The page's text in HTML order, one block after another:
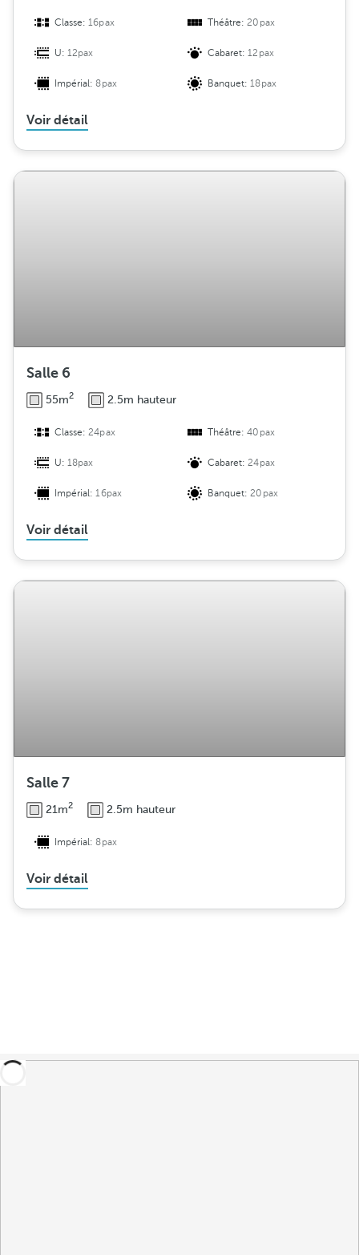
Classe:16pax Théâtre:20pax
U:12pax Cabaret:12pax
Impérial:8pax Banquet:18pax
Voir détail
Salle 6
55m2 2.5m hauteur
Classe:24pax Théâtre:40pax
U:18pax Cabaret:24pax
Impérial:16pax Banquet:20pax
Voir détail
Salle 7
21m2 2.5m hauteur
Impérial:8pax
Voir détail